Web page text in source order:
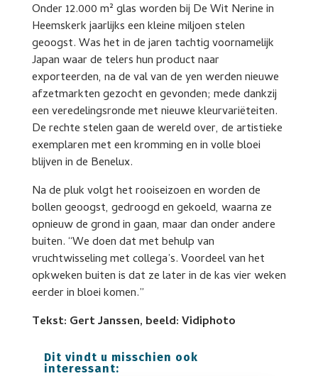
Onder 12.000 m² glas worden bij De Wit Nerine in
Heemskerk jaarlijks een kleine miljoen stelen
geoogst. Was het in de jaren tachtig voornamelijk
Japan waar de telers hun product naar
exporteerden, na de val van de yen werden nieuwe
afzetmarkten gezocht en gevonden; mede dankzij
een veredelingsronde met nieuwe kleurvariëteiten.
De rechte stelen gaan de wereld over, de artistieke
exemplaren met een kromming en in volle bloei
blijven in de Benelux.
Na de pluk volgt het rooiseizoen en worden de
bollen geoogst, gedroogd en gekoeld, waarna ze
opnieuw de grond in gaan, maar dan onder andere
buiten. “We doen dat met behulp van
vruchtwisseling met collega’s. Voordeel van het
opkweken buiten is dat ze later in de kas vier weken
eerder in bloei komen.”
Tekst: Gert Janssen, beeld: Vidiphoto
Dit vindt u misschien ook
interessant: